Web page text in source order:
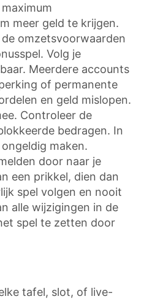
meer geld te krijgen.
omzetsvoorwaarden
Volg je
Meerdere accounts
of permanente
en geld mislopen.
Controleer de
bedragen. In
maken.
door naar je
een prikkel, dien dan
spel volgen en nooit
alle wijzigingen in de
spel te zetten door
tafel, slot, of live-